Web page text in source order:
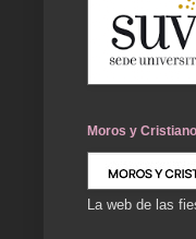
Moros y
La web de las